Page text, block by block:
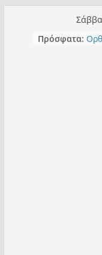
περιεχόμενο
Πρόσφατα: